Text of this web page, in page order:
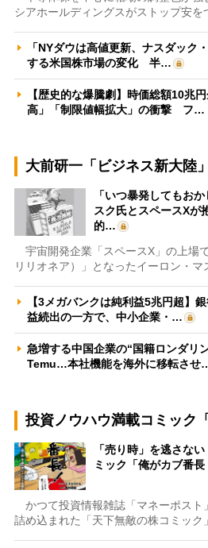
シアホールディングスがストップ安を
「NYダウは高値更新、ナスダック
する米国株市場の変化 半…
【歴史的な爆騰劇】時価総額10兆
高」「制限値幅拡大」の衝撃 フ…
大前研一「ビジネス新大陸
「いつ暴発してもお
スク氏とスペースXが
的…
宇宙開発企業「スペースX」の上場
リリオネア）」となったイーロン・マ
【3メガバンクは純利益5兆円超】
益続出の一方で、中小企業・…
急増する中国企業の“国籍ロンダリ
Temu…本社機能を海外に移転させ
投資ノウハウ満載コミック
「売り時」を逃さな
ミック「俺がカブ番長
かつて投資情報雑誌「マネーポスト
詰め込まれた「天下無敵の株コミック